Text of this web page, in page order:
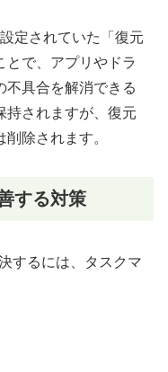
定されていた「復元
とで、アプリやドラ
不具合を解消できる
持されますが、復元
除されます。
する対策
するには、タスクマ